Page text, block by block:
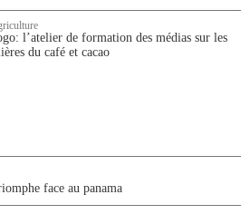
l’atelier de formation des médias sur les
du café et cacao
face au panama